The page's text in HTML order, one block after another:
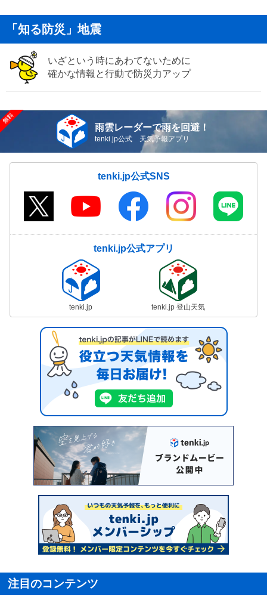
「知る防災」地震
いざという時にあわてないために
確かな情報と行動で防災力アップ
雨雲レーダーで雨を回避！
tenki.jp公式 天気予報アプリ
tenki.jp公式SNS
tenki.jp公式アプリ
tenki.jp tenki.jp 登山天気
注目のコンテンツ